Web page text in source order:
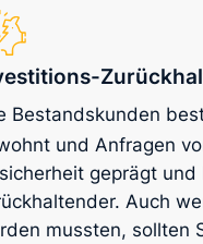
Bestandskunden
und Anfragen
geprägt
Auch
mussten, sollten